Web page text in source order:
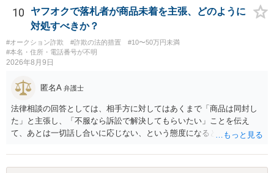
10
ヤフオクで落札者が商品未着を主張、どのように
対処すべきか？
#オークション詐欺 #詐欺の法的措置
#10〜50万円未満
#本名・住所・電話番号が不明
2026年8月9日
匿名A 弁護士
法律相談の回答としては、相手方に対してはあくまで「商品は同封し
た」と主張し、「不服なら訴訟で解決してもらいたい」ことを伝え
て、あとは一切話し合いに応じない、という態度になると思います。
可能性もありますが、「返金は絶対にしたくありません」ということ
であれば、徹底的に強気で対応することになるでしょう。